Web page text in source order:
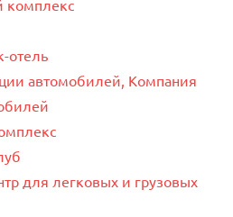
комплекс
отель
автомобилей, Компания
для легковых и грузовых